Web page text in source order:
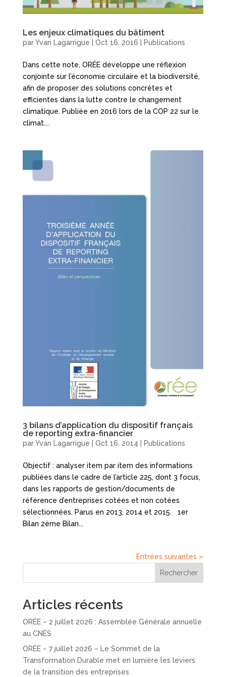
Les enjeux climatiques du bâtiment
parYvan Lagarrigue Oct 16, 2016 Publications
Dans cette note, ORÉE développe une réflexion
conjointe sur l’économie circulaire et la biodiversité,
afin de proposer des solutions concrètes et
efficientes dans la lutte contre le changement
climatique. Publiée en 2016 lors de la COP 22 sur le
climat....
3 bilans d’application du dispositif français
de reporting extra-financier
parYvan Lagarrigue Oct 16, 2014 Publications
Objectif : analyser item par item des informations
publiées dans le cadre de l’article 225, dont 3 focus,
dans les rapports de gestion/documents de
référence d’entreprises cotées et non cotées
sélectionnées. Parus en 2013, 2014 et 2015. 1er
Bilan 2ème Bilan...
Entrées suivantes »
Rechercher
Articles récents
ORÉE – 2 juillet 2026 : Assemblée Générale annuelle
au CNES
ORÉE – 7 juillet 2026 – Le Sommet de la
Transformation Durable met en lumière les leviers
de la transition des entreprises